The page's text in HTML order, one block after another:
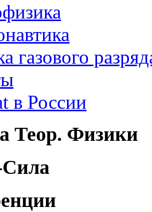
газового
в России
Теор. Физики
Сила